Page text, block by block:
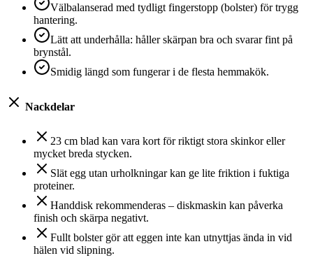
Välbalanserad med tydligt fingerstopp (bolster) för trygg
hantering.
Lätt att underhålla: håller skärpan bra och svarar fint på
brynstål.
Smidig längd som fungerar i de flesta hemmakök.
Nackdelar
23 cm blad kan vara kort för riktigt stora skinkor eller
mycket breda stycken.
Slät egg utan urholkningar kan ge lite friktion i fuktiga
proteiner.
Handdisk rekommenderas – diskmaskin kan påverka
finish och skärpa negativt.
Fullt bolster gör att eggen inte kan utnyttjas ända in vid
hälen vid slipning.